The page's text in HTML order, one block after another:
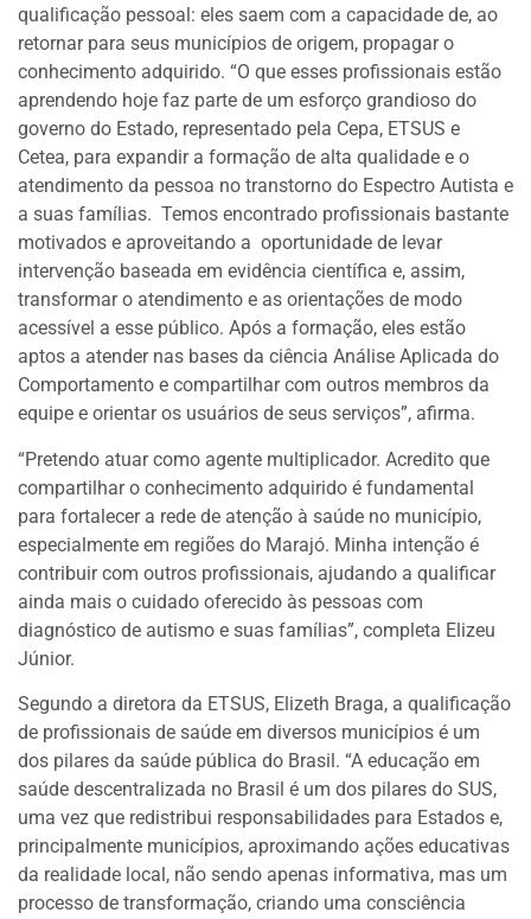
qualificação pessoal: eles saem com a capacidade de, ao
retornar para seus municípios de origem, propagar o
conhecimento adquirido. “O que esses profissionais estão
aprendendo hoje faz parte de um esforço grandioso do
governo do Estado, representado pela Cepa, ETSUS e
Cetea, para expandir a formação de alta qualidade e o
atendimento da pessoa no transtorno do Espectro Autista e
a suas famílias. Temos encontrado profissionais bastante
motivados e aproveitando a oportunidade de levar
intervenção baseada em evidência científica e, assim,
transformar o atendimento e as orientações de modo
acessível a esse público. Após a formação, eles estão
aptos a atender nas bases da ciência Análise Aplicada do
Comportamento e compartilhar com outros membros da
equipe e orientar os usuários de seus serviços”, afirma.
“Pretendo atuar como agente multiplicador. Acredito que
compartilhar o conhecimento adquirido é fundamental
para fortalecer a rede de atenção à saúde no município,
especialmente em regiões do Marajó. Minha intenção é
contribuir com outros profissionais, ajudando a qualificar
ainda mais o cuidado oferecido às pessoas com
diagnóstico de autismo e suas famílias”, completa Elizeu
Júnior.
Segundo a diretora da ETSUS, Elizeth Braga, a qualificação
de profissionais de saúde em diversos municípios é um
dos pilares da saúde pública do Brasil. “A educação em
saúde descentralizada no Brasil é um dos pilares do SUS,
uma vez que redistribui responsabilidades para Estados e,
principalmente municípios, aproximando ações educativas
da realidade local, não sendo apenas informativa, mas um
processo de transformação, criando uma consciência